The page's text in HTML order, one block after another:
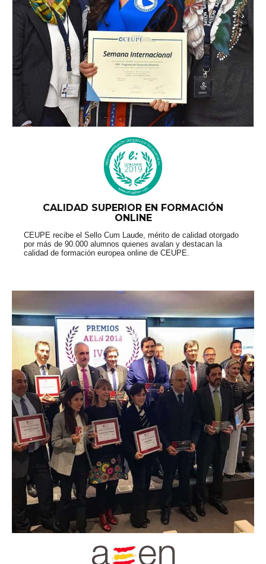
CALIDAD SUPERIOR EN FORMACIÓN
ONLINE
CEUPE recibe el Sello Cum Laude, mérito de calidad otorgado
por más de 90.000 alumnos quienes avalan y destacan la
calidad de formación europea online de CEUPE.